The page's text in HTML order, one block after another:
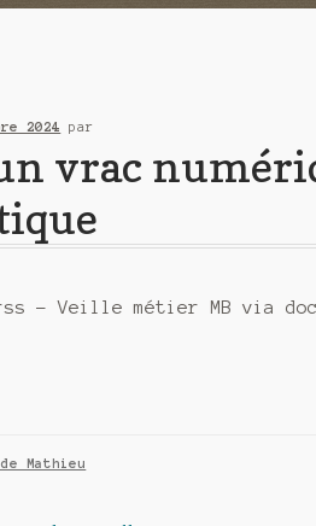
2024 par
vrac
– Veille métier MB via
Mathieu